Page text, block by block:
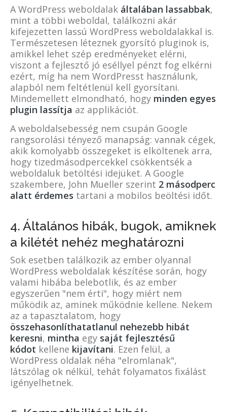
A WordPress weboldalak általában lassabbak,
mint a többi weboldal, találkozni akár
kifejezetten lassú WordPress weboldalakkal is.
Természetesen léteznek gyorsító pluginok is,
amikkel lehet szép eredményeket elérni,
viszont a fejlesztő jó eséllyel pénzt fog elkérni
ezért, míg ha nem WordPresst használunk,
alapból nem feltétlenül kell gyorsítani.
Mindemellett elmondható, hogy minden egyes
plugin lassítja az applikációt.
A weboldalsebesség nem csupán Google
rangsorolási tényező manapság: vannak cégek,
akik komolyabb összegeket is elköltenek arra,
hogy tizedmásodpercekkel csökkentsék a
weboldaluk betöltési idejüket. A Google
szakembere, John Mueller szerint 2 másodperc
alatt érdemes tartani a mobilos beöltési időt.
4. Általános hibák, bugok, amiknek
a kilétét nehéz meghatározni
Sok esetben találkozik az ember olyannal
WordPress weboldalak készítése során, hogy
valami hibába belebotlik, és az ember
egyszerűen "nem érti", hogy miért nem
működik az, aminek működnie kellene. Nekem
az a tapasztalatom, hogy
összehasonlíthatatlanul nehezebb hibát
keresni, mintha egy saját fejlesztésű
kódot kellene kijavítani. Ezen felül, a
WordPress oldalak néha "elromlanak",
látszólag ok nélkül, tehát folyamatos fixálást
igényelhetnek.